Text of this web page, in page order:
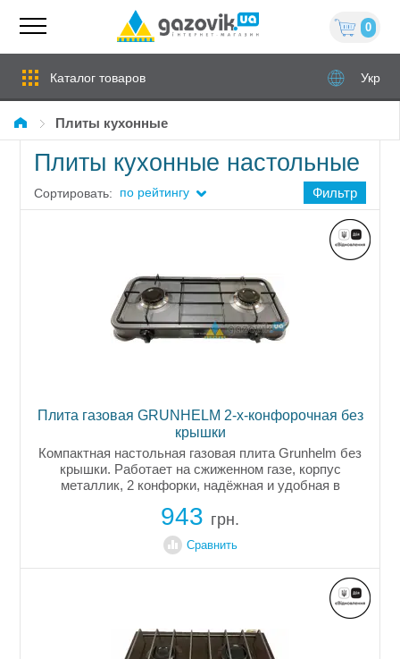
0
Каталог товаров Укр
Плиты кухонные
Плиты кухонные настольные
Сортировать: по рейтингу Фильтр
Плита газовая GRUNHELM 2-х-конфорочная без
крышки
Компактная настольная газовая плита Grunhelm без
крышки. Работает на сжиженном газе, корпус
металлик, 2 конфорки, надёжная и удобная в
943 грн.
Сравнить